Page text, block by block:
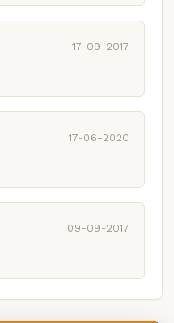
17-09-2017
17-06-2020
09-09-2017